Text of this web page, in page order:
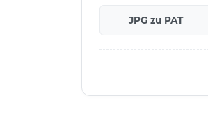
JPG zu PAT